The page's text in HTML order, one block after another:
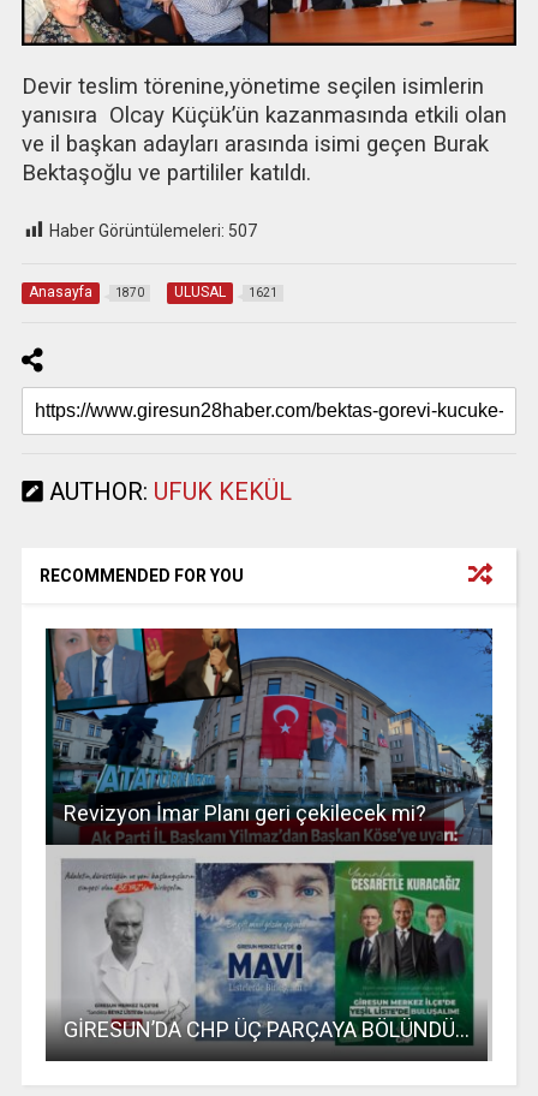
Devir teslim törenine,yönetime seçilen isimlerin
yanısıra Olcay Küçük’ün kazanmasında etkili olan
ve il başkan adayları arasında isimi geçen Burak
Bektaşoğlu ve partililer katıldı.
Haber Görüntülemeleri: 507
Anasayfa 1870 ULUSAL 1621
AUTHOR: UFUK KEKÜL
RECOMMENDED FOR YOU
Revizyon İmar Planı geri çekilecek mi?
GİRESUN’DA CHP ÜÇ PARÇAYA BÖLÜNDÜ…